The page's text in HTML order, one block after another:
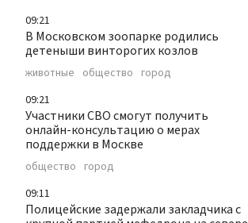
09:21
В Московском зоопарке родились
детеныши винторогих козлов
животные общество город
09:21
Участники СВО смогут получить
онлайн-консультацию о мерах
поддержки в Москве
общество город
09:11
Полицейские задержали закладчика с